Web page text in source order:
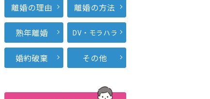
離婚の理由 離婚の方法
熟年離婚 DV・モラハラ
婚約破棄 その他